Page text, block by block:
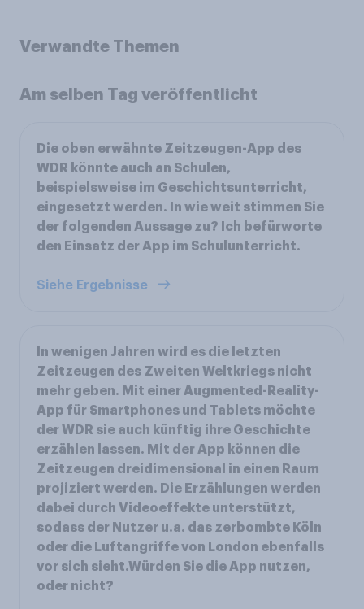
Verwandte Themen
Am selben Tag veröffentlicht
Die oben erwähnte Zeitzeugen-App des
WDR könnte auch an Schulen,
beispielsweise im Geschichtsunterricht,
eingesetzt werden. In wie weit stimmen Sie
der folgenden Aussage zu? Ich befürworte
den Einsatz der App im Schulunterricht.
Siehe Ergebnisse
In wenigen Jahren wird es die letzten
Zeitzeugen des Zweiten Weltkriegs nicht
mehr geben. Mit einer Augmented-Reality-
App für Smartphones und Tablets möchte
der WDR sie auch künftig ihre Geschichte
erzählen lassen. Mit der App können die
Zeitzeugen dreidimensional in einen Raum
projiziert werden. Die Erzählungen werden
dabei durch Videoeffekte unterstützt,
sodass der Nutzer u.a. das zerbombte Köln
oder die Luftangriffe von London ebenfalls
vor sich sieht.Würden Sie die App nutzen,
oder nicht?